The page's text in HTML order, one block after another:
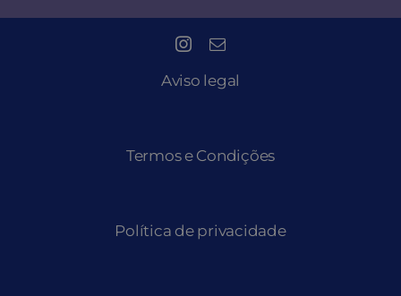
Aviso legal
Termos e Condições
Política de privacidade